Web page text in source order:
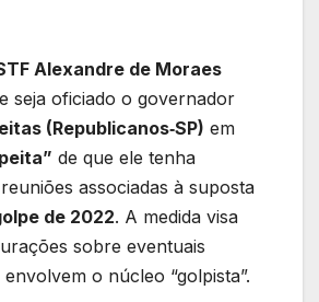
Alexandre de Moraes
seja oficiado o governador
(Republicanos‑SP) em
de que ele tenha
associadas à suposta
de 2022. A medida visa
sobre eventuais
o núcleo “golpista”.